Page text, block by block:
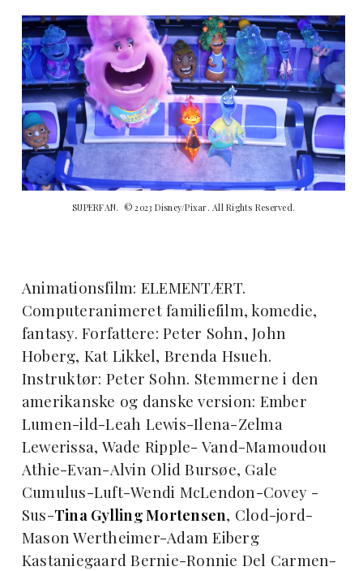
SUPERFAN. © 2023 Disney/Pixar. All Rights Reserved.
Animationsfilm: ELEMENTÆRT.
Computeranimeret familiefilm, komedie,
fantasy. Forfattere: Peter Sohn, John
Hoberg, Kat Likkel, Brenda Hsueh.
Instruktør: Peter Sohn. Stemmerne i den
amerikanske og danske version: Ember
Lumen-ild-Leah Lewis-Ilena-Zelma
Lewerissa, Wade Ripple- Vand-Mamoudou
Athie-Evan-Alvin Olid Bursøe, Gale
Cumulus-Luft-Wendi McLendon-Covey -
Sus-Tina Gylling Mortensen, Clod-jord-
Mason Wertheimer-Adam Eiberg
Kastaniegaard Bernie-Ronnie Del Carmen-